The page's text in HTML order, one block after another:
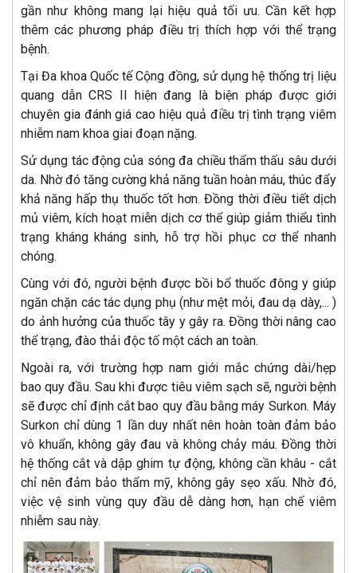
gần như không mang lại hiệu quả tối ưu. Cần kết hợp
thêm các phương pháp điều trị thích hợp với thể trạng
bệnh.
Tại Đa khoa Quốc tế Cộng đồng, sử dụng hệ thống trị liệu
quang dẫn CRS II hiện đang là biện pháp được giới
chuyên gia đánh giá cao hiệu quả điều trị tình trạng viêm
nhiễm nam khoa giai đoạn nặng.
Sử dụng tác động của sóng đa chiều thẩm thấu sâu dưới
da. Nhờ đó tăng cường khả năng tuần hoàn máu, thúc đẩy
khả năng hấp thụ thuốc tốt hơn. Đồng thời điều tiết dịch
mủ viêm, kích hoạt miễn dịch cơ thể giúp giảm thiểu tình
trạng kháng kháng sinh, hỗ trợ hồi phục cơ thể nhanh
chóng.
Cùng với đó, người bệnh được bồi bổ thuốc đông y giúp
ngăn chặn các tác dụng phụ (như mệt mỏi, đau dạ dày,... )
do ảnh hưởng của thuốc tây y gây ra. Đồng thời nâng cao
thể trạng, đào thải độc tố một cách an toàn.
Ngoài ra, với trường hợp nam giới mắc chứng dài/hẹp
bao quy đầu. Sau khi được tiêu viêm sạch sẽ, người bệnh
sẽ được chỉ định cắt bao quy đầu bằng máy Surkon. Máy
Surkon chỉ dùng 1 lần duy nhất nên hoàn toàn đảm bảo
vô khuẩn, không gây đau và không chảy máu. Đồng thời
hệ thống cắt và dập ghim tự động, không cần khâu - cắt
chỉ nên đảm bảo thẩm mỹ, không gây sẹo xấu. Nhờ đó,
việc vệ sinh vùng quy đầu dễ dàng hơn, hạn chế viêm
nhiễm sau này.